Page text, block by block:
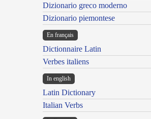
Dizionario greco moderno
Dizionario piemontese
En français
Dictionnaire Latin
Verbes italiens
In english
Latin Dictionary
Italian Verbs